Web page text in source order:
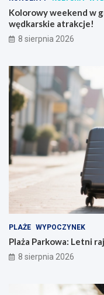
Kolorowy weekend w
wędkarskie atrakcje!
8 sierpnia 2026
PLAŻE WYPOCZYNEK
Plaża Parkowa: Letni
8 sierpnia 2026